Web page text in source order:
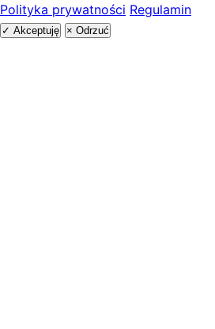
Polityka prywatności Regulamin
✓ Akceptuję × Odrzuć